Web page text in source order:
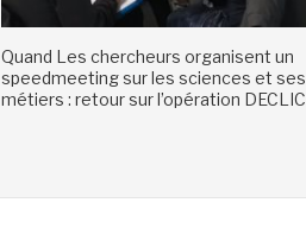
Quand Les chercheurs organisent un
speedmeeting sur les sciences et ses
métiers : retour sur l’opération DECLIC